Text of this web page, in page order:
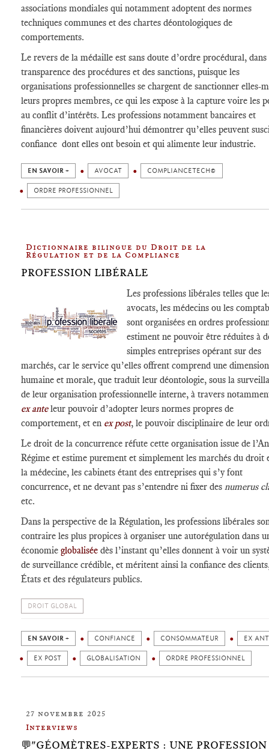
associations mondiales qui notamment adoptent des normes
techniques communes et des chartes déontologiques de
comportements.
Le revers de la médaille est sans doute d’ordre procédural, dans
transparence des procédures et des sanctions, puisque les
organisations professionnelles se chargent de sanctionner elles-
leurs propres membres, ce qui les expose à la capture voire les
au conflit d’intérêts. Les professions notamment bancaires et
financières doivent aujourd’hui démontrer qu’elles peuvent
confiance dont elles ont besoin et qui alimente leur industrie.
EN SAVOIR + AVOCAT COMPLIANCETECH©
ORDRE PROFESSIONNEL
Dictionnaire bilingue du Droit de la
Régulation et de la Compliance
PROFESSION LIBÉRALE
Les professions libérales telles que
avocats, les médecins ou les
sont organisées en ordres
estiment ne pouvoir être réduites à
simples entreprises opérant sur des
marchés, car le service qu’elles offrent comprend une dimension
humaine et morale, que traduit leur déontologie, sous la
de leur organisation professionnelle interne, à travers
ex anteleur pouvoir d’adopter leurs normes propres de
comportement, et en ex post, le pouvoir disciplinaire de leur
Le droit de la concurrence réfute cette organisation issue de
Régime et estime purement et simplement les marchés du droit
la médecine, les cabinets étant des entreprises qui s’y font
concurrence, et ne devant pas s’entendre ni fixer des numerus
etc.
Dans la perspective de la Régulation, les professions libérales
contraire les plus propices à organiser une autorégulation dans
économie globalisée dès l’instant qu’elles donnent à voir un
de surveillance crédible, et méritent ainsi la confiance des
États et des régulateurs publics.
DROIT GLOBAL
EN SAVOIR + CONFIANCE CONSOMMATEUR EX
EX POST GLOBALISATION ORDRE PROFESSIONNEL
27 novembre 2025
Interviews
💬"GÉOMÈTRES-EXPERTS : UNE